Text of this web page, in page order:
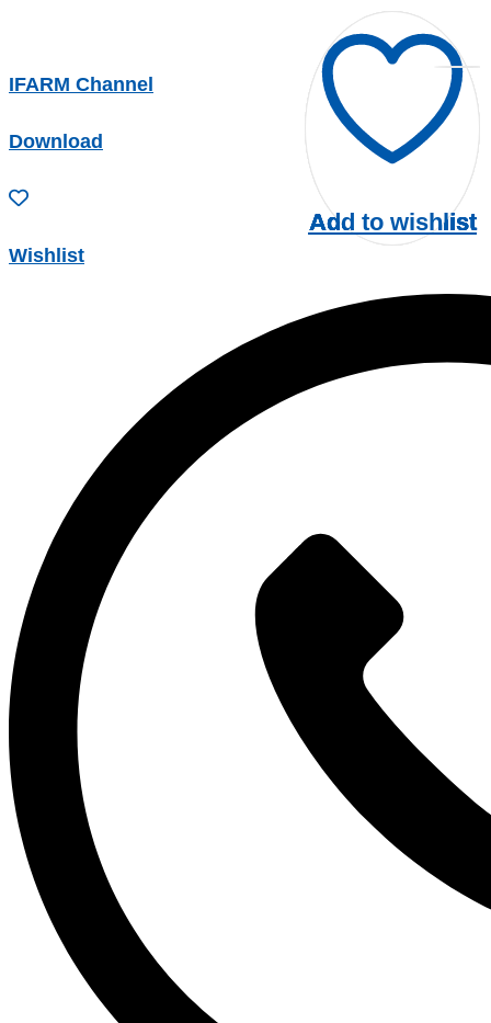
IFARM Channel
Download
Wishlist
Add to wishlist
Add to wishlist
Add to wishlist
Add to wishlist
Add to wishlist